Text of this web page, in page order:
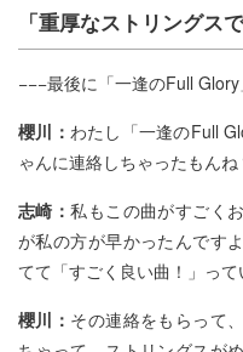
「重厚なストリングス
−−−最後に「一逢のFull Glory
櫻川： わたし「一逢のFull
ゃんに連絡しちゃったもんね
志崎：私もこの曲がすごく
が私の方が早かったんです
てて「すごく良い曲！」って
櫻川： その連絡をもらって